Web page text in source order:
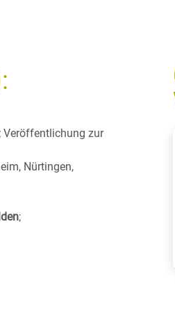
; Veröffentlichung zur
Nürtingen,
;